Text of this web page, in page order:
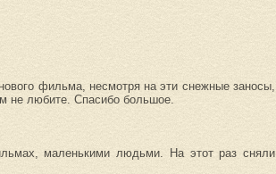
фильма, несмотря на эти снежные заносы,
не любите. Спасибо большое.
маленькими людьми. На этот раз сняли